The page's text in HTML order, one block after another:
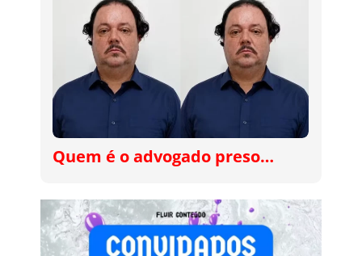
Quem é o advogado preso…